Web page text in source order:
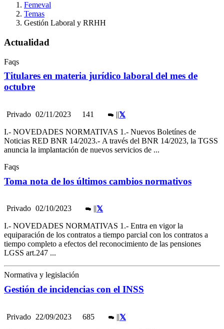
Femeval
Temas
Gestión Laboral y RRHH
Actualidad
Faqs
Titulares en materia jurídico laboral del mes de
octubre
Privado 02/11/2023 141 ||
I.- NOVEDADES NORMATIVAS 1.- Nuevos Boletínes de
Noticias RED BNR 14/2023.- A través del BNR 14/2023, la TGSS
anuncia la implantación de nuevos servicios de ...
Faqs
Toma nota de los últimos cambios normativos
Privado 02/10/2023 ||
I.- NOVEDADES NORMATIVAS 1.- Entra en vigor la
equiparación de los contratos a tiempo parcial con los contratos a
tiempo completo a efectos del reconocimiento de las pensiones
LGSS art.247 ...
Normativa y legislación
Gestión de incidencias con el INSS
Privado 22/09/2023 685 ||